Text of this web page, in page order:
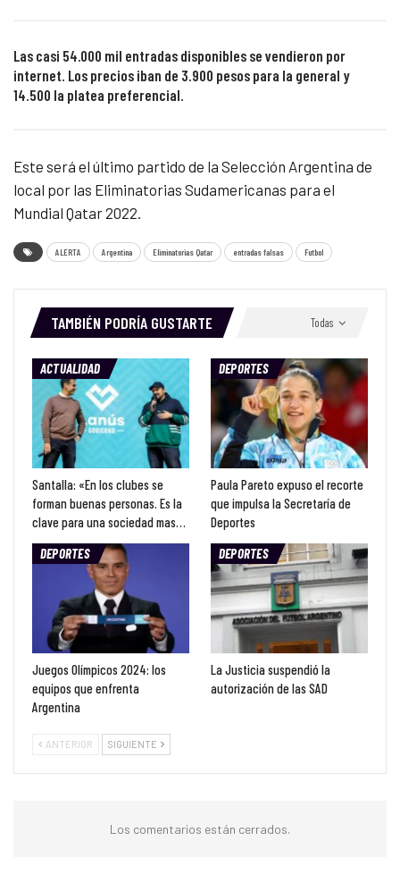
Las casi 54.000 mil entradas disponibles se vendieron por
internet. Los precios iban de 3.900 pesos para la general y
14.500 la platea preferencial.
Este será el último partido de la Selección Argentina de
local por las Eliminatorias Sudamericanas para el
Mundial Qatar 2022.
ALERTA Argentina Eliminatorias Qatar entradas falsas Futbol
Todas
TAMBIÉN PODRÍA GUSTARTE
ACTUALIDAD
Santalla: «En los clubes se
forman buenas personas. Es la
clave para una sociedad mas…
DEPORTES
Paula Pareto expuso el recorte
que impulsa la Secretaría de
Deportes
DEPORTES
Juegos Olímpicos 2024: los
equipos que enfrenta
Argentina
DEPORTES
La Justicia suspendió la
autorización de las SAD
ANTERIOR SIGUIENTE
Los comentarios están cerrados.